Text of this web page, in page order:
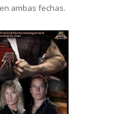
ambas fechas.